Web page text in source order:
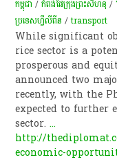
កម្ពុជា /កំពង់ផែក្រុងព្រះសីហនុ /
ប្រទេសហ្វីលីពីន /transport
While significant
rice sector is a
prosperous and
announced two
recently, with the
expected to further
sector....
http://
economic-